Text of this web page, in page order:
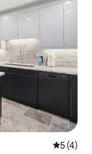
5 (4)